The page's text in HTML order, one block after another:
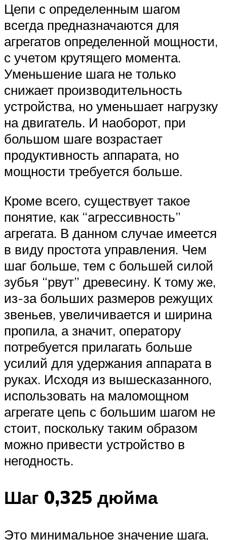
Цепи с определенным шагом
всегда предназначаются для
агрегатов определенной мощности,
с учетом крутящего момента.
Уменьшение шага не только
снижает производительность
устройства, но уменьшает нагрузку
на двигатель. И наоборот, при
большом шаге возрастает
продуктивность аппарата, но
мощности требуется больше.
Кроме всего, существует такое
понятие, как “агрессивность”
агрегата. В данном случае имеется
в виду простота управления. Чем
шаг больше, тем с большей силой
зубья “рвут” древесину. К тому же,
из-за больших размеров режущих
звеньев, увеличивается и ширина
пропила, а значит, оператору
потребуется прилагать больше
усилий для удержания аппарата в
руках. Исходя из вышесказанного,
использовать на маломощном
агрегате цепь с большим шагом не
стоит, поскольку таким образом
можно привести устройство в
негодность.
Шаг 0,325 дюйма
Это минимальное значение шага,